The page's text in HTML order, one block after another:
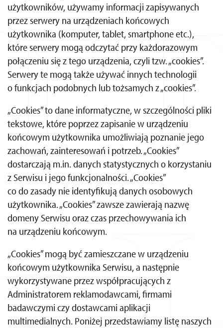
użytkowników, używamy informacji zapisywanych
przez serwery na urządzeniach końcowych
użytkownika (komputer, tablet, smartphone etc.),
które serwery mogą odczytać przy każdorazowym
połączeniu się z tego urządzenia, czyli tzw. „cookies”.
Serwery te mogą także używać innych technologii
o funkcjach podobnych lub tożsamych z „cookies”.
„Cookies” to dane informatyczne, w szczególności pliki
tekstowe, które poprzez zapisanie w urządzeniu
końcowym użytkownika umożliwiają poznanie jego
zachowań, zainteresowań i potrzeb. „Cookies”
dostarczają m.in. danych statystycznych o korzystaniu
z Serwisu i jego funkcjonalności. „Cookies”
co do zasady nie identyfikują danych osobowych
użytkownika. „Cookies” zawsze zawierają nazwę
domeny Serwisu oraz czas przechowywania ich
na urządzeniu końcowym.
„Cookies” mogą być zamieszczane w urządzeniu
końcowym użytkownika Serwisu, a następnie
wykorzystywane przez współpracujących z
Administratorem reklamodawcami, firmami
badawczymi czy dostawcami aplikacji
multimedialnych. Poniżej przedstawiamy listę naszych